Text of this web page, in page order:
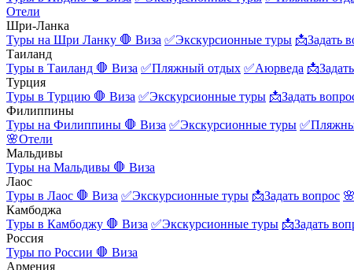
Отели
Шри-Ланка
Туры на Шри Ланку 🛑 Виза ✅Экскурсионные туры 📩Задать
Таиланд
Туры в Таиланд 🛑 Виза ✅Пляжный отдых ✅Аюрведа
Турция
Туры в Турцию 🛑 Виза ✅Экскурсионные туры 📩Задать
Филиппины
Туры на Филиппины 🛑 Виза ✅Экскурсионные туры
🌸Отели
Мальдивы
Туры на Мальдивы 🛑 Виза
Лаос
Туры в Лаос 🛑 Виза ✅Экскурсионные туры 📩Задать вопрос
Камбоджа
Туры в Камбоджу 🛑 Виза ✅Экскурсионные туры 📩Задать
Россия
Туры по России 🛑 Виза
Армения